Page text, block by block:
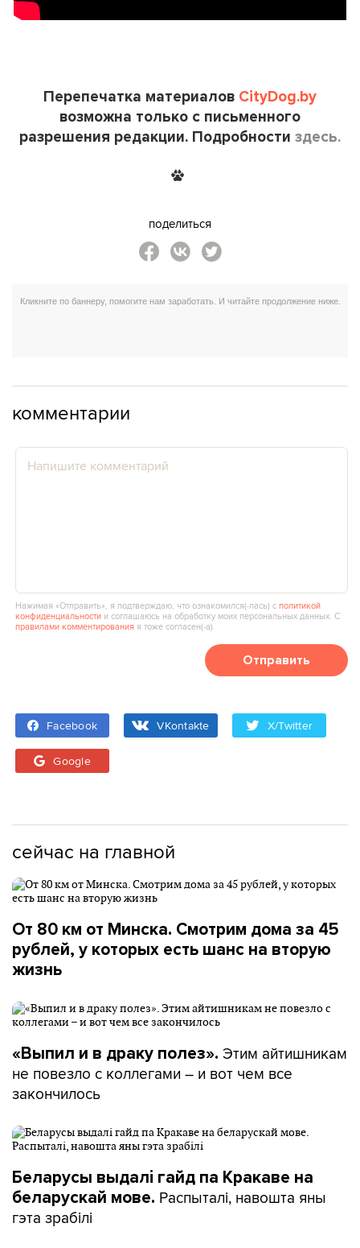
Перепечатка материалов CityDog.by
возможна только с письменного
разрешения редакции. Подробности здесь.
поделиться
комментарии
Нажимая «Отправить», я подтверждаю, что ознакомился(‑лась) сполитикой
конфиденциальности и соглашаюсь на обработку моих персональных данных. С
правилами комментирования я тоже согласен(‑а).
Отправить
Facebook VKontakte X/Twitter
Google
сейчас на главной
От 80 км от Минска. Смотрим дома за 45
рублей, у которых есть шанс на вторую
жизнь
«Выпил и в драку полез». Этим айтишникам
не повезло с коллегами – и вот чем все
закончилось
Беларусы выдалі гайд па Кракаве на
беларускай мове. Распыталі, навошта яны
гэта зрабілі